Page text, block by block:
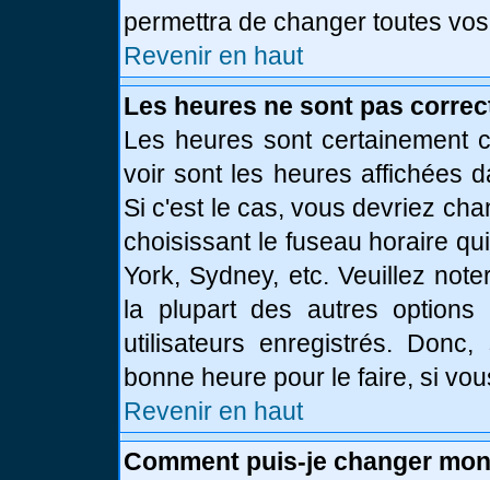
permettra de changer toutes
Revenir en haut
Les heures ne sont pas
Les heures sont certainement
voir sont les heures affichées
Si c'est le cas, vous devriez
choisissant le fuseau horaire
York, Sydney, etc. Veuillez
la plupart des autres options
utilisateurs enregistrés.
bonne heure pour le faire, si
Revenir en haut
Comment puis-je changer